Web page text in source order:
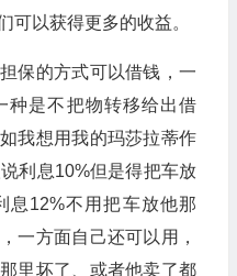
可以获得更多的收益。
保的方式可以借钱，一
种是不把物转移给出借
我想用我的玛莎拉蒂作
利息10%但是得把车放
息12%不用把车放他那
一方面自己还可以用，
里坏了、或者他卖了都